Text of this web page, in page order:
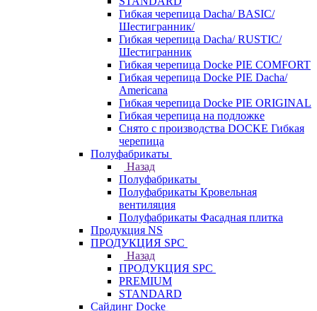
Гибкая черепица Dacha/ BASIC/
Шестигранник/
Гибкая черепица Dacha/ RUSTIC/
Шестигранник
Гибкая черепица Docke PIE COMFORT
Гибкая черепица Docke PIE Dacha/
Americana
Гибкая черепица Docke PIE ОRIGINАL
Гибкая черепица на подложке
Снято с производства DOCKE Гибкая
черепица
Полуфабрикаты
Назад
Полуфабрикаты
Полуфабрикаты Кровельная
вентиляция
Полуфабрикаты Фасадная плитка
Продукция NS
ПРОДУКЦИЯ SPC
Назад
ПРОДУКЦИЯ SPC
PREMIUM
STANDARD
Сайдинг Docke